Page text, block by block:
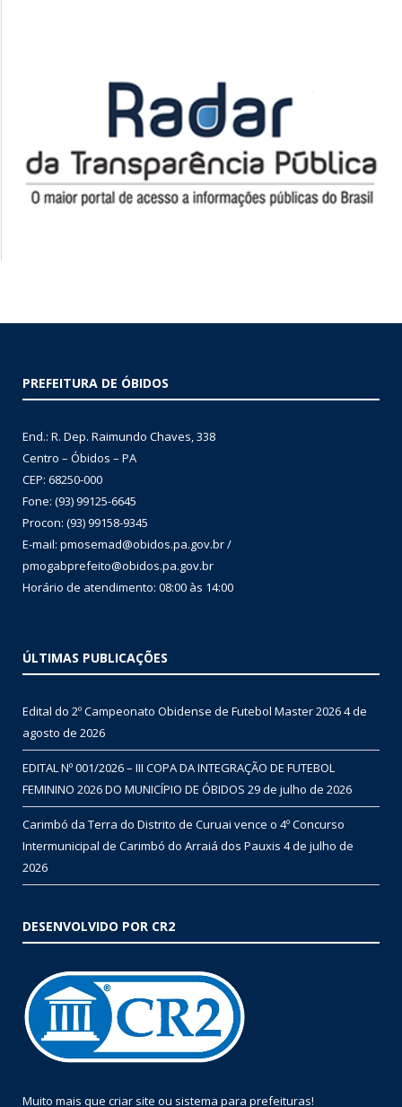
PREFEITURA DE ÓBIDOS
End.: R. Dep. Raimundo Chaves, 338
Centro – Óbidos – PA
CEP: 68250-000
Fone: (93) 99125-6645
Procon: (93) 99158-9345
E-mail: pmosemad@obidos.pa.gov.br /
pmogabprefeito@obidos.pa.gov.br
Horário de atendimento: 08:00 às 14:00
ÚLTIMAS PUBLICAÇÕES
Edital do 2º Campeonato Obidense de Futebol Master 20264 de
agosto de 2026
EDITAL Nº 001/2026 – III COPA DA INTEGRAÇÃO DE FUTEBOL
FEMININO 2026 DO MUNICÍPIO DE ÓBIDOS 29 de julho de 2026
Carimbó da Terra do Distrito de Curuai vence o 4º Concurso
Intermunicipal de Carimbó do Arraiá dos Pauxis 4 de julho de
2026
DESENVOLVIDO POR CR2
Muito mais que criar site ou sistema para prefeituras!